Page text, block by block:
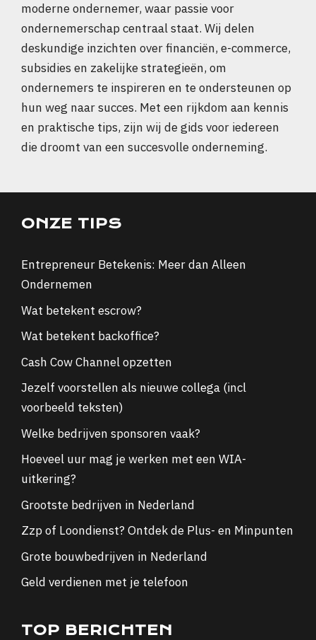
moderne ondernemer, waar passie voor
ondernemerschap centraal staat. Wij delen
deskundige inzichten over financiën, e-commerce,
subsidies en zakelijke strategieën, om
ondernemers te inspireren en te ondersteunen op
hun weg naar succes. Met een rijkdom aan kennis
en praktische tips, zijn wij de gids voor iedereen
die droomt van een succesvolle onderneming.
ONZE TIPS
Entrepreneur Betekenis: Meer dan Alleen
Ondernemen
Wat betekent escrow?
Wat betekent backoffice?
Cash Cow Channel opzetten
Jezelf voorstellen als nieuwe collega (incl
voorbeeld teksten)
Welke bedrijven sponsoren vaak?
Hoeveel uur mag je werken met een WIA-
uitkering?
Grootste bedrijven in Nederland
Zzp of Loondienst? Ontdek de Plus- en Minpunten
Grote bouwbedrijven in Nederland
Geld verdienen met je telefoon
TOP BERICHTEN